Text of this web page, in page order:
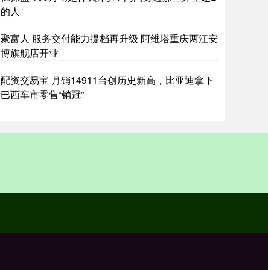
的人
聚富人 服务交付能力提档再升级 阿维塔重庆两江安
博旗舰店开业
配资交易宝 月销14911台创历史新高，比亚迪拿下
巴西车市零售“销冠”